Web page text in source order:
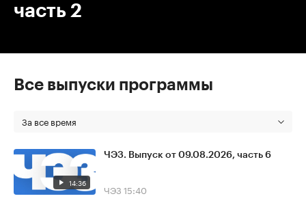
часть 2
Все выпуски программы
За все время
14:36
ЧЭЗ. Выпуск от 09.08.2026, часть 6
ЧЭЗ 15:40